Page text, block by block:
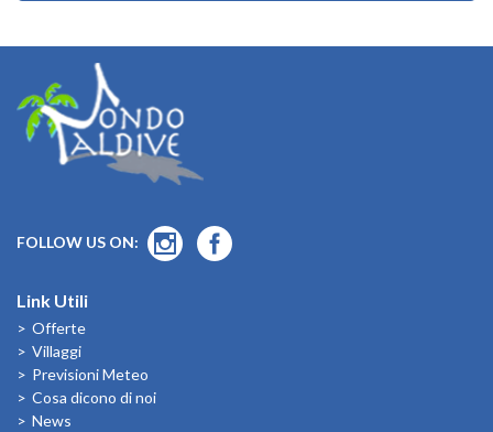
FOLLOW US ON:
Link Utili
Offerte
Villaggi
Previsioni Meteo
Cosa dicono di noi
News